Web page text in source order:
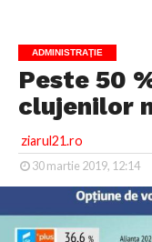
ADMINISTRAŢIE
Peste 50
clujenilor
ziarul21.ro
30 martie 2019, 12:14